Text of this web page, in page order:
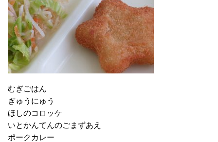
むぎごはん
ぎゅうにゅう
ほしのコロッケ
いとかんてんのごまずあえ
ポークカレー